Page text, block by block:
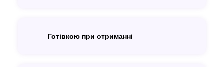
Готівкою при отриманні